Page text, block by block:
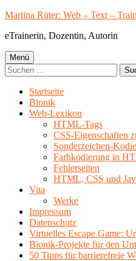
Springe
Inhalt
Martina Rüter: Web – Text –
eTrainerin, Dozentin, Autorin
Primäres
Menü
Menü
Suchen
nach:
Startseite
Bionik
Web-Lexikon
HTML-Tags
CSS-Eigenschaften
Sonderzeichen-
Farbkodierung in
Fehlerseiten
HTML, CSS und
Vita
Werke
Impressum
Datenschutz
Virtuelles Escape Game:
Bionik-Projekte für den
50 Tipps für barrierefreie